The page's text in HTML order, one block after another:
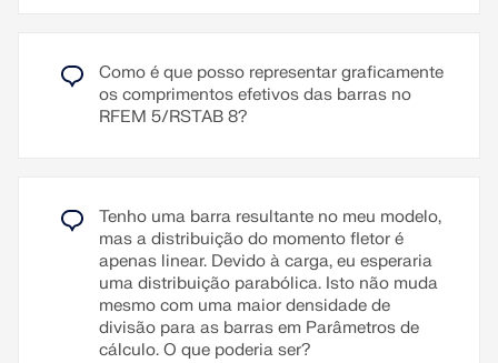
exportado para um arquivo RTF ou PDF, bem como
para o VCmaster.
Como é que posso representar graficamente
os comprimentos efetivos das barras no
RFEM 5/RSTAB 8?
Tenho uma barra resultante no meu modelo,
mas a distribuição do momento fletor é
apenas linear. Devido à carga, eu esperaria
uma distribuição parabólica. Isto não muda
mesmo com uma maior densidade de
divisão para as barras em Parâmetros de
cálculo. O que poderia ser?